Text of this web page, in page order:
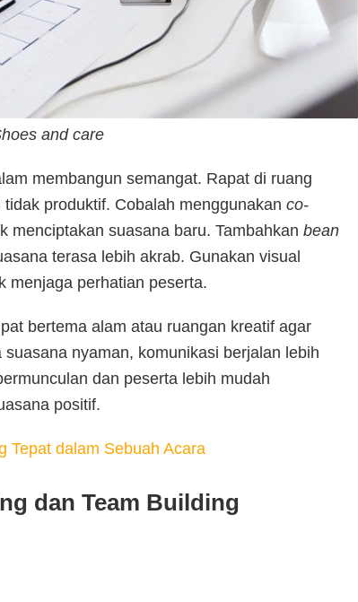
and care
membangun semangat. Rapat di ruang
produktif. Cobalah menggunakan co-
menciptakan suasana baru. Tambahkan bean
terasa lebih akrab. Gunakan visual
menjaga perhatian peserta.
bertema alam atau ruangan kreatif agar
nyaman, komunikasi berjalan lebih
dan peserta lebih mudah
positif.
Tepat dalam Sebuah Acara
dan Team Building